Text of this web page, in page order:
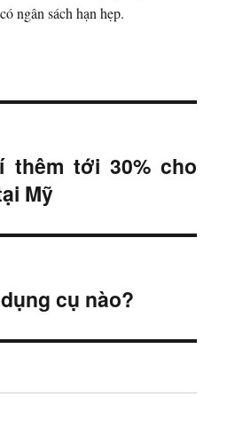
ngân sách hạn hẹp.
thêm tới 30% cho
Mỹ
cụ nào?